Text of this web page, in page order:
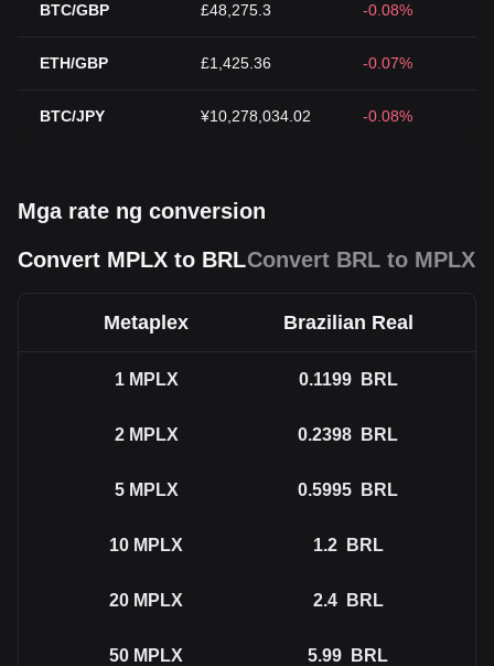
BTC/GBP £48,275.3 -0.08%
ETH/GBP £1,425.36 -0.07%
BTC/JPY ¥10,278,034.02 -0.08%
Mga rate ng conversion
Convert MPLX to BRLConvert BRL to MPLX
Metaplex Brazilian Real
1 MPLX 0.1199 BRL
2 MPLX 0.2398 BRL
5 MPLX 0.5995 BRL
10 MPLX 1.2 BRL
20 MPLX 2.4 BRL
50 MPLX 5.99 BRL